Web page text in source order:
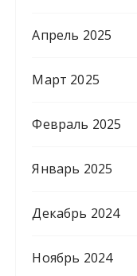
Апрель 2025
Март 2025
Февраль 2025
Январь 2025
Декабрь 2024
Ноябрь 2024